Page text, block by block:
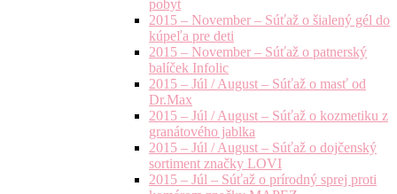
pobyt
2015 – November – Súťaž o šialený gél do
kúpeľa pre deti
2015 – November – Súťaž o patnerský
balíček Infolic
2015 – Júl / August – Súťaž o masť od
Dr.Max
2015 – Júl / August – Súťaž o kozmetiku z
granátového jablka
2015 – Júl / August – Súťaž o dojčenský
sortiment značky LOVI
2015 – Júl – Súťaž o prírodný sprej proti